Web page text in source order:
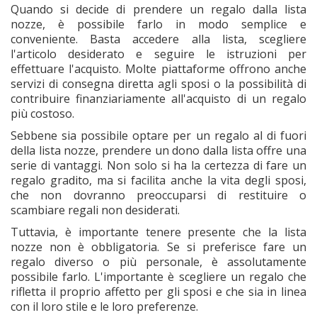
Quando si decide di prendere un regalo dalla lista
nozze, è possibile farlo in modo semplice e
conveniente. Basta accedere alla lista, scegliere
l'articolo desiderato e seguire le istruzioni per
effettuare l'acquisto. Molte piattaforme offrono anche
servizi di consegna diretta agli sposi o la possibilità di
contribuire finanziariamente all'acquisto di un regalo
più costoso.
Sebbene sia possibile optare per un regalo al di fuori
della lista nozze, prendere un dono dalla lista offre una
serie di vantaggi. Non solo si ha la certezza di fare un
regalo gradito, ma si facilita anche la vita degli sposi,
che non dovranno preoccuparsi di restituire o
scambiare regali non desiderati.
Tuttavia, è importante tenere presente che la lista
nozze non è obbligatoria. Se si preferisce fare un
regalo diverso o più personale, è assolutamente
possibile farlo. L'importante è scegliere un regalo che
rifletta il proprio affetto per gli sposi e che sia in linea
con il loro stile e le loro preferenze.